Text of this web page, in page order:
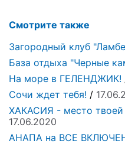
Смотрите также
Загородный клуб
База отдыха "Черные
На море в ГЕЛЕНДЖИК!
Сочи ждет тебя! /
ХАКАСИЯ - место твоей
17.06.2020
АНАПА на ВСЕ